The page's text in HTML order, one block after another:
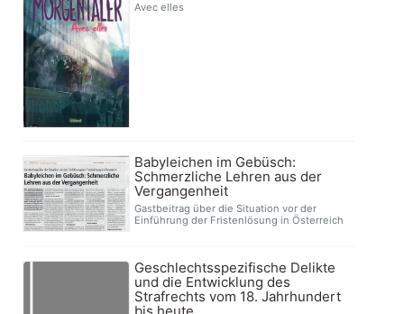
Avec elles
Babyleichen im Gebüsch:
Schmerzliche Lehren aus der
Vergangenheit
Gastbeitrag über die Situation vor der
Einführung der Fristenlösung in Österreich
Geschlechtsspezifische Delikte
und die Entwicklung des
Strafrechts vom 18. Jahrhundert